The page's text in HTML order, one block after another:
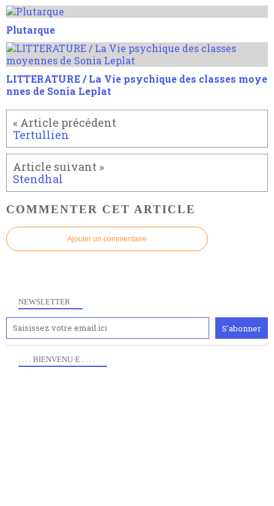
Plutarque
LITTERATURE / La Vie psychique des classes moye
nnes de Sonia Leplat
Tertullien
Stendhal
COMMENTER CET ARTICLE
Ajouter un commentaire
NEWSLETTER
. . . . BIENVENU·E . . . .